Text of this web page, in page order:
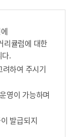
리큘럼에 대한
다.
하여 주시기
영이 가능하며
발급되지